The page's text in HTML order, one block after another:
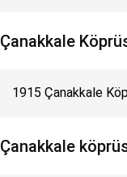
Çanakkale
1915 Çanakkale
Çanakkale